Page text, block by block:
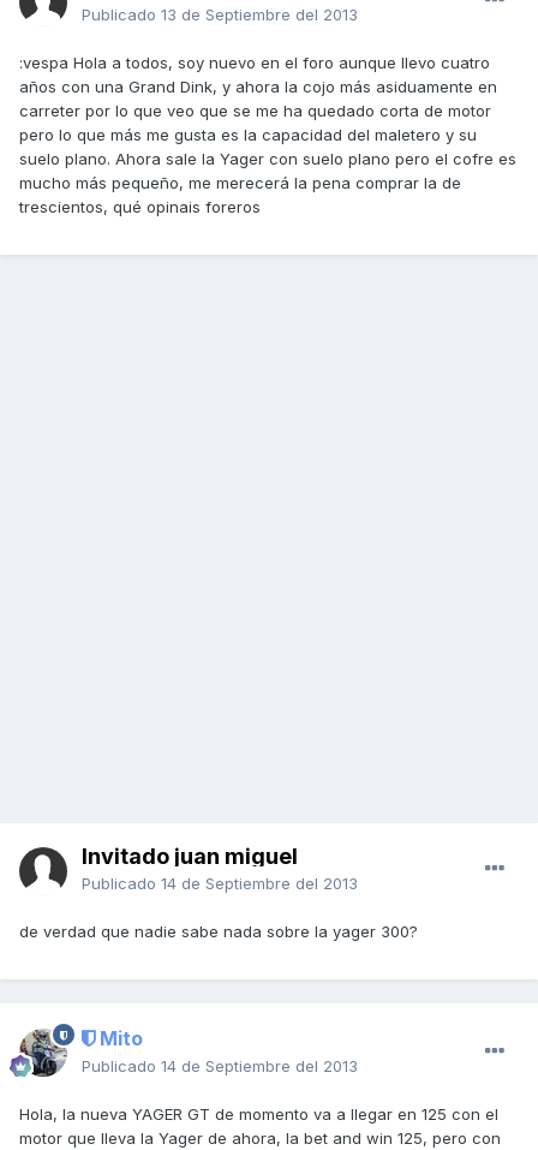
Publicado 13 de Septiembre del 2013
:vespa Hola a todos, soy nuevo en el foro aunque llevo cuatro
años con una Grand Dink, y ahora la cojo más asiduamente en
carreter por lo que veo que se me ha quedado corta de motor
pero lo que más me gusta es la capacidad del maletero y su
suelo plano. Ahora sale la Yager con suelo plano pero el cofre es
mucho más pequeño, me merecerá la pena comprar la de
trescientos, qué opinais foreros
Invitado juan miguel
Publicado 14 de Septiembre del 2013
de verdad que nadie sabe nada sobre la yager 300?
Mito
Publicado 14 de Septiembre del 2013
Hola, la nueva YAGER GT de momento va a llegar en 125 con el
motor que lleva la Yager de ahora, la bet and win 125, pero con